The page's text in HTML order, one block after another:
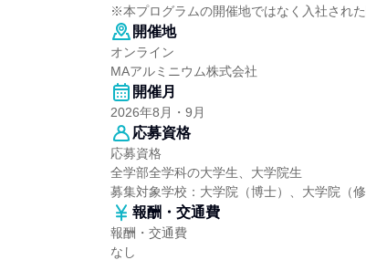
※本プログラムの開催地ではなく入社され
開催地
オンライン
MAアルミニウム株式会社
開催月
2026年8月・9月
応募資格
応募資格
全学部全学科の大学生、大学院生
募集対象学校：大学院（博士）、大学院（
報酬・交通費
報酬・交通費
なし